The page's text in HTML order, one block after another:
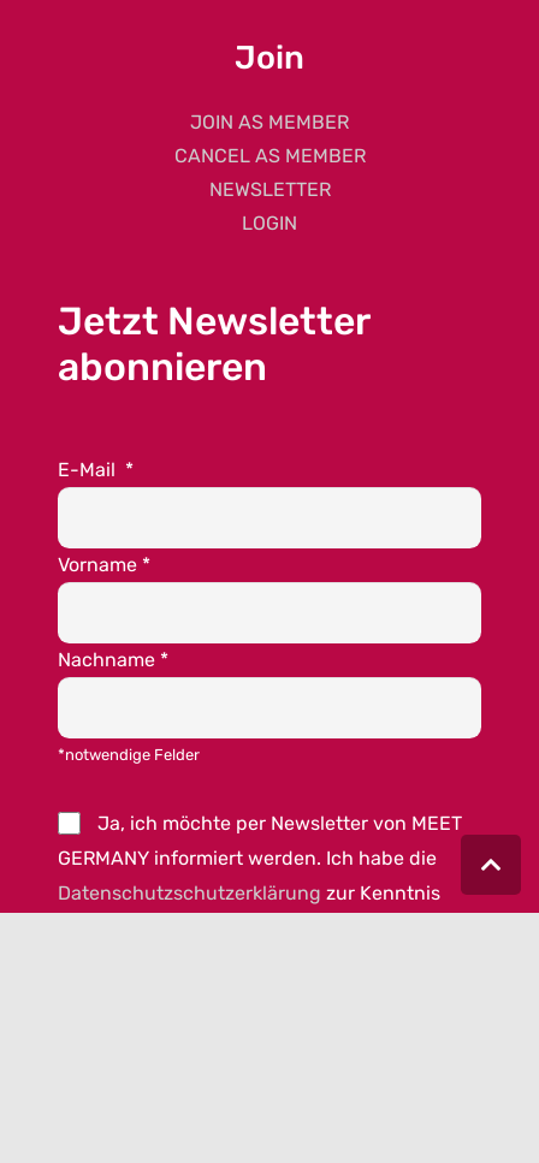
Join
JOIN AS MEMBER
CANCEL AS MEMBER
NEWSLETTER
LOGIN
Jetzt Newsletter
abonnieren
E-Mail *
Vorname *
Nachname *
*notwendige Felder
Ja, ich möchte per Newsletter von MEET
GERMANY informiert werden. Ich habe die
Datenschutzschutzerklärung zur Kenntnis